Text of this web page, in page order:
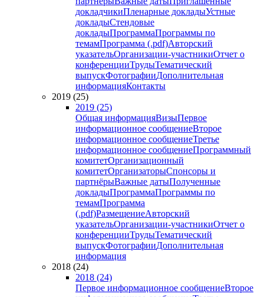
докладчикиПленарные докладыУстные
докладыСтендовые
докладыПрограммаПрограммы по
темамПрограмма (.pdf)Авторский
указательОрганизации-участникиОтчет о
конференцииТрудыТематический
выпускФотографииДополнительная
информацияКонтакты
2019 (25)
2019 (25)
Общая информацияВизыПервое
информационное сообщениеВторое
информационное сообщениеТретье
информационное сообщениеПрограммный
комитетОрганизационный
комитетОрганизаторыСпонсоры и
партнёрыВажные датыПолученные
докладыПрограммаПрограммы по
темамПрограмма
(.pdf)РазмещениеАвторский
указательОрганизации-участникиОтчет о
конференцииТрудыТематический
выпускФотографииДополнительная
информация
2018 (24)
2018 (24)
Первое информационное сообщениеВторое